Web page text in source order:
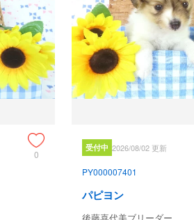
0
受付中 2026/08/02 更新
PY000007401
パピヨン